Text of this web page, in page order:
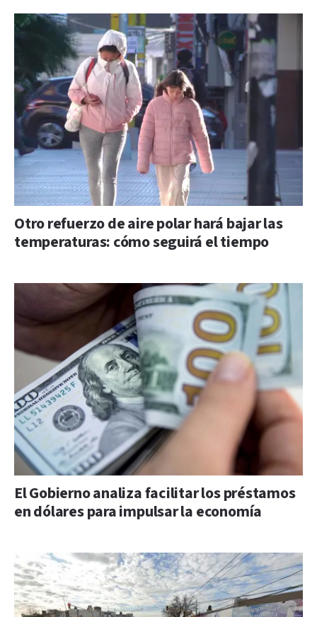
Otro refuerzo de aire polar hará bajar las
temperaturas: cómo seguirá el tiempo
El Gobierno analiza facilitar los préstamos
en dólares para impulsar la economía